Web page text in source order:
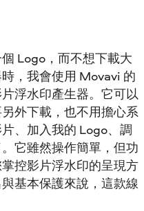
Logo，而不想下載大
，我會使用 Movavi 的
浮水印產生器。它可以
外下載，也不用擔心系
、加入我的 Logo、調
它雖然操作簡單，但功
控影片浮水印的呈現方
基本保護來說，這款線